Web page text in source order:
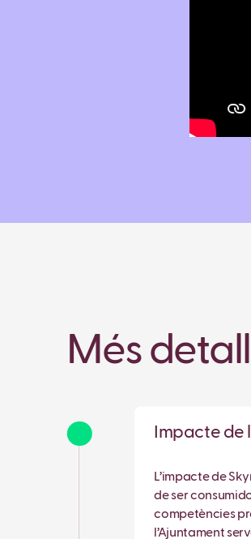
Més
Impacte de
L’impacte de
de ser
competències
l’Ajuntament